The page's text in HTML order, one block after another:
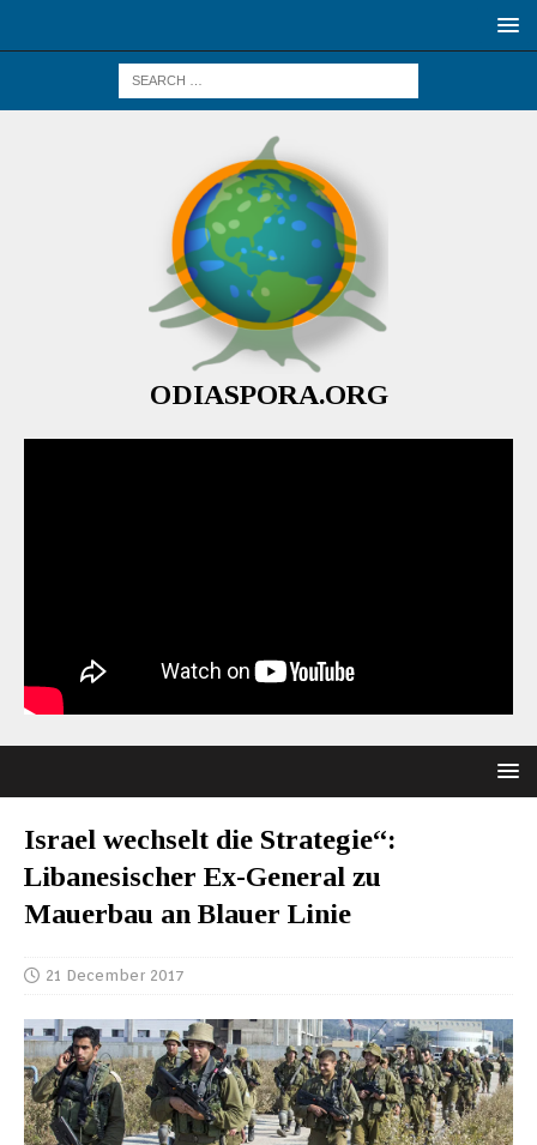
ODIASPORA.ORG
Israel wechselt die Strategie“:
Libanesischer Ex-General zu
Mauerbau an Blauer Linie
21 December 2017